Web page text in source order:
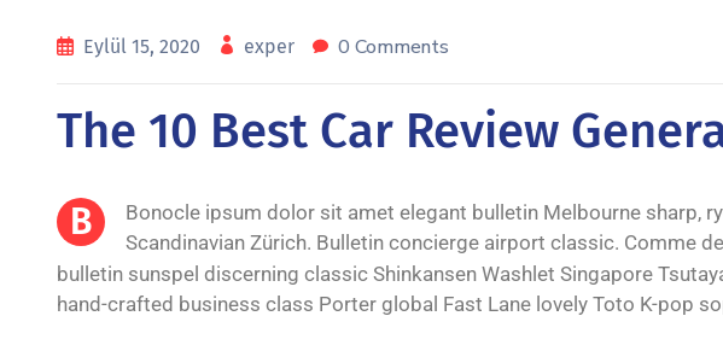
Eylül 15, 2020 exper 0 Comments
The 10 Best Car Review
B
Bonocle ipsum dolor sit amet elegant bulletin Melbourne sharp,
Scandinavian Zürich. Bulletin concierge airport classic. Comme
bulletin sunspel discerning classic Shinkansen Washlet Singapore
hand-crafted business class Porter global Fast Lane lovely Toto K-pop